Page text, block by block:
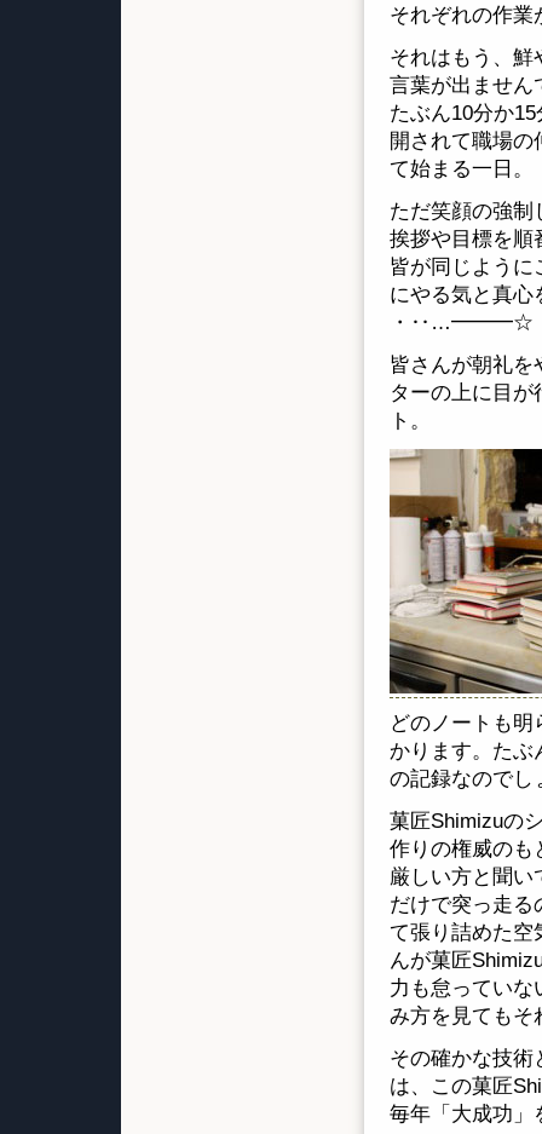
それぞれの作業
それはもう、
言葉が出ません
たぶん10分か
開されて職場
て始まる一日。
ただ笑顔の強制
挨拶や目標を順
皆が同じように
にやる気と真心
・
皆さんが朝礼を
ターの上に目
ト。
どのノートも
かります。たぶ
の記録なのでし
菓匠Shimizuの
作りの権威のも
厳しい方と聞い
だけで突っ走る
て張り詰めた空
んが菓匠
力も怠ってい
み方を見てもそ
その確かな技術
は、この菓匠
毎年「大成功」